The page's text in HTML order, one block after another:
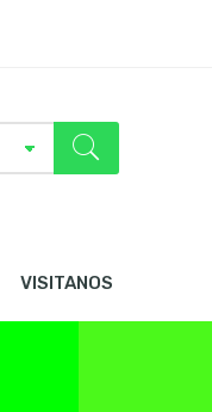
VISITANOS